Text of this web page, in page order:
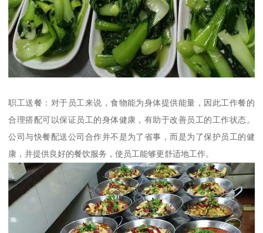
职工送餐：对于员工来说，食物能为身体提供能量，因此工作餐的
合理搭配可以保证员工的身体健康，有助于改善员工的工作状态。
公司与快餐配送公司合作并不是为了省事，而是为了保护员工的健
康，并提供良好的餐饮服务，使员工能够更舒适地工作。